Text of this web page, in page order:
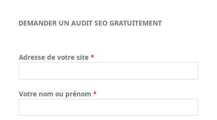
DEMANDER UN AUDIT SEO GRATUITEMENT
Adresse de votre site *
Votre nom ou prénom *